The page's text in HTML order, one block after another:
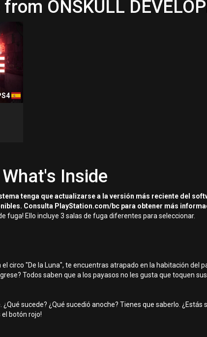
ONSKULL
Inside
tenga que actualizarse a la versión más reciente del
Consulta PlayStation.com/bc para obtener más
fuga! Ello incluye 3 salas de fuga diferentes para seleccionar.
circo "De la Luna", te encuentras atrapado en la habitación del
Todos saben que a los payasos no les gusta que toquen sus
sucede? ¿Qué sucedió anoche? Tienes que saberlo.
el botón rojo!